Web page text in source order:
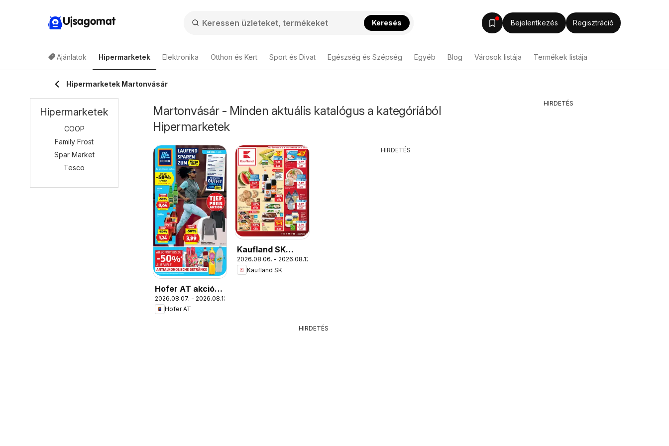
Ujsagomat Keresés Bejelentkezés Regisztráció
Ajánlatok Hipermarketek Elektronika Otthon és Kert Sport és Divat Egészség és Szépség Egyéb Blog Városok listája Termékek listája
Hipermarketek Martonvásár
Martonvásár - Minden aktuális katalógus a kategóriából
Hipermarketek
Hofer AT akciós
újság
2026.08.07. - 2026.08.13.
Hofer AT
Kaufland SK
akciós újság
2026.08.06. - 2026.08.12.
Kaufland SK
HIRDETÉS
HIRDETÉS
Hipermarketek
COOP
Family Frost
Spar Market
Tesco
HIRDETÉS